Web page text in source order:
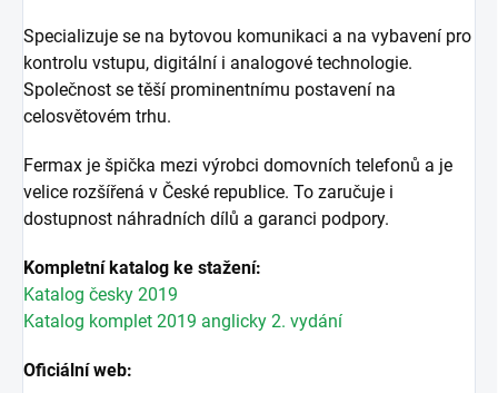
Specializuje se na bytovou komunikaci a na vybavení pro
kontrolu vstupu, digitální i analogové technologie.
Společnost se těší prominentnímu postavení na
celosvětovém trhu.
Fermax je špička mezi výrobci domovních telefonů a je
velice rozšířená v České republice. To zaručuje i
dostupnost náhradních dílů a garanci podpory.
Kompletní katalog ke stažení:
Katalog česky 2019
Katalog komplet 2019 anglicky 2. vydání
Oficiální web: